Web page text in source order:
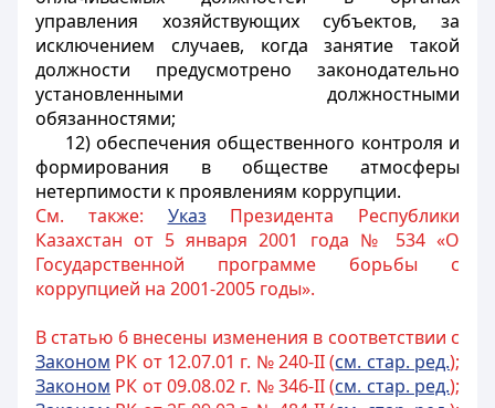
управления хозяйствующих субъектов, за
исключением случаев, когда занятие такой
должности предусмотрено законодательно
установленными должностными
обязанностями;
12) обеспечения общественного контроля и
формирования в обществе атмосферы
нетерпимости к проявлениям коррупции.
См. также: Указ Президента Республики
Казахстан от 5 января 2001 года № 534 «О
Государственной программе борьбы с
коррупцией на 2001-2005 годы».
В статью 6 внесены изменения в соответствии с
Законом РК от 12.07.01 г. № 240-II (см. стар. ред.);
Законом РК от 09.08.02 г. № 346-II (см. стар. ред.);